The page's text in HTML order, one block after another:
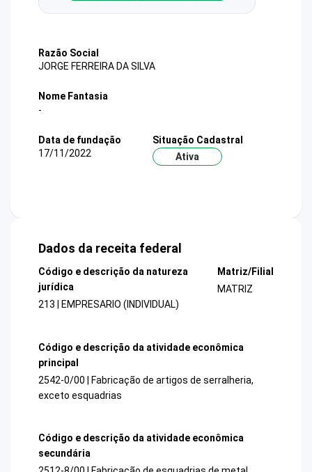
Razão Social
JORGE FERREIRA DA SILVA
Nome Fantasia
-
Data de fundação
17/11/2022
Situação Cadastral
Ativa
Dados da receita federal
Código e descrição da natureza
jurídica
213 | EMPRESARIO (INDIVIDUAL)
Matriz/Filial
MATRIZ
Código e descrição da atividade econômica
principal
2542-0/00 | Fabricação de artigos de serralheria,
exceto esquadrias
Código e descrição da atividade econômica
secundária